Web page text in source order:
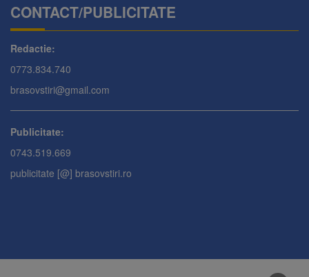
CONTACT/PUBLICITATE
Redactie:
0773.834.740
brasovstiri@gmail.com
Publicitate:
0743.519.669
publicitate [@] brasovstiri.ro